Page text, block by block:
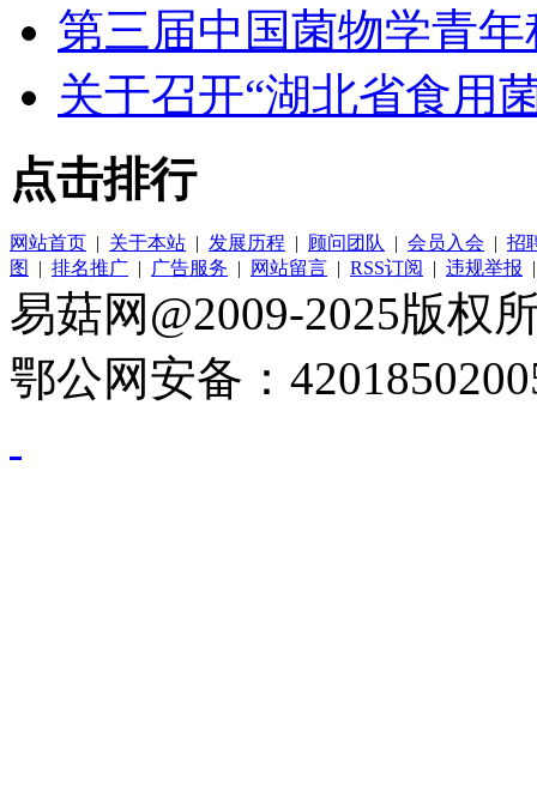
第三届中国菌物学青
关于召开“湖北省食用
点击排行
网站首页 | 关于本站 | 发展历程 | 顾问团队 | 会员入会 | 招
图
| 排名推广 | 广告服务 | 网站留言 | RSS订阅 | 违规举报
易菇网@2009-2025版权
鄂公网安备：